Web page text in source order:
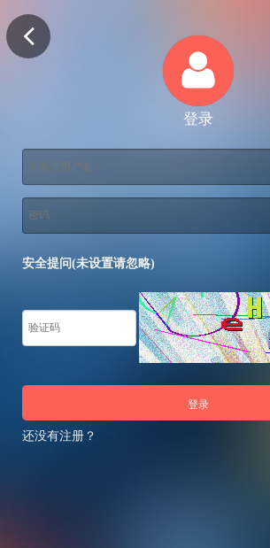
登录
安全提问(未设置请忽略)
登录
还没有注册？